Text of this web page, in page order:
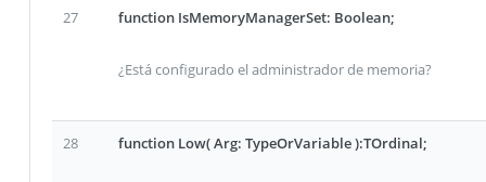
27 function IsMemoryManagerSet: Boolean;
¿Está configurado el administrador de memoria?
28 function Low( Arg: TypeOrVariable ):TOrdinal;